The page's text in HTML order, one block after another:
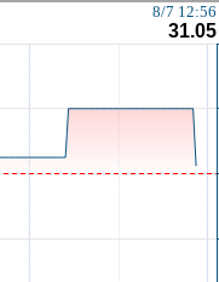
8/7 12:56
31.05